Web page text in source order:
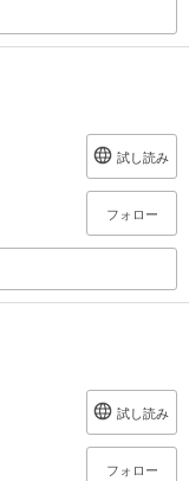
試し読み
フォロー
試し読み
フォロー